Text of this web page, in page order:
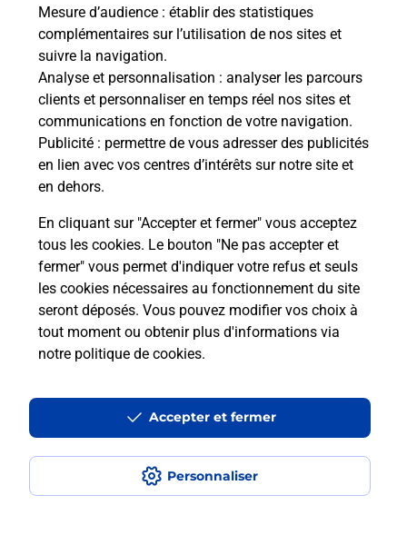
Mesure d’audience : établir des statistiques
complémentaires sur l’utilisation de nos sites et
suivre la navigation.
Analyse et personnalisation : analyser les parcours
clients et personnaliser en temps réel nos sites et
communications en fonction de votre navigation.
Publicité : permettre de vous adresser des publicités
en lien avec vos centres d’intérêts sur notre site et
en dehors.
En cliquant sur "Accepter et fermer" vous acceptez
tous les cookies. Le bouton "Ne pas accepter et
fermer" vous permet d'indiquer votre refus et seuls
les cookies nécessaires au fonctionnement du site
seront déposés. Vous pouvez modifier vos choix à
tout moment ou obtenir plus d'informations via
notre politique de cookies.
Personnaliser
Accepter et fermer
Comment fonctionne la
téléassistance classique ?
Comment est installée la
téléassistance classique ?
Localiser Liste
Liste - téléassistance
Hérault - téléassistance
St Chinian - téléassistance
Accessibilité : partiellement conforme
Conditions contractuelles
Mentions légales